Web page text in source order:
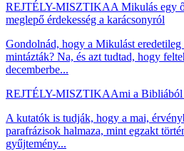
REJTÉLY-MISZTIKAA Mikulás egy
meglepő érdekesség a karácsonyról
Gondolnád, hogy a Mikulást
mintázták? Na, és azt tudtad, hogy
decemberbe...
REJTÉLY-MISZTIKAAmi a Bibliából
A kutatók is tudják, hogy a mai,
parafrázisok halmaza, mint egzakt
gyűjtemény...